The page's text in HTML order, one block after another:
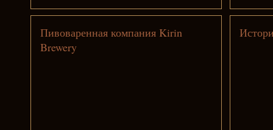
Пивоваренная компания Kirin
Brewery